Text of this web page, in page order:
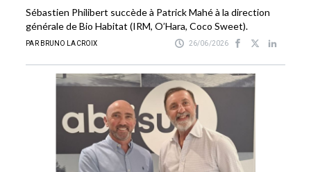
Sébastien Philibert succède à Patrick Mahé à la direction
générale de Bio Habitat (IRM, O’Hara, Coco Sweet).
PAR BRUNO LACROIX 26/06/2026